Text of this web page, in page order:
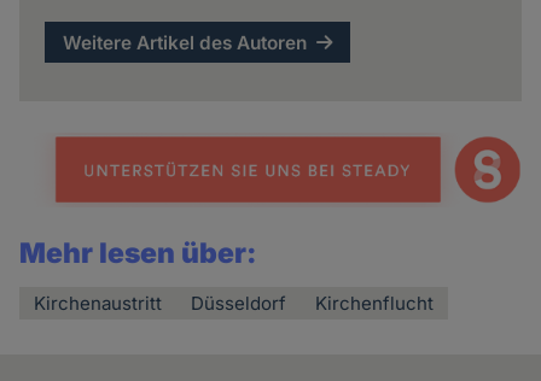
Weitere Artikel des Autoren
Mehr lesen über:
Kirchenaustritt Düsseldorf Kirchenflucht